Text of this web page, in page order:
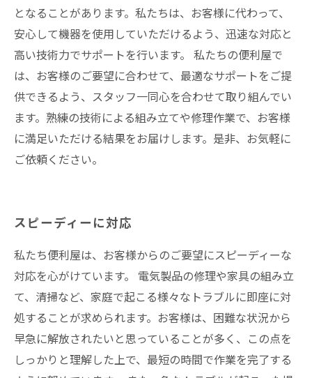
となることがあります。私たちは、お客様に代わって、
安心して機器を使用していただけるよう、迅速な対応と
高い技術力でサポートを行います。 私たちの便利屋で
は、お客様のご要望に合わせて、最適なサポートをご提
供できるよう、スタッフ一同心を合わせて取り組んでい
ます。熟練の技術による組み立てや修理作業で、お客様
に満足いただける結果をお届けします。是非、お気軽に
ご依頼ください。
スピーディーに対応
私たち便利屋は、お客様からのご要望にスピーディーな
対応を心がけています。 電気製品の修理や家具の組み立
て、清掃など、家庭で起こる様々なトラブルに即座に対
処することが求められます。お客様は、困難な状況から
早急に解放されたいと思っていることが多く、この点を
しっかりと理解した上で、最短の時間で作業を完了する